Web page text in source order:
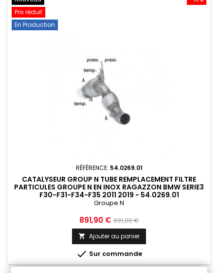
Prix réduit
En Production
RÉFÉRENCE: 54.0269.01
CATALYSEUR GROUP N TUBE REMPLACEMENT FILTRE
PARTICULES GROUPE N EN INOX RAGAZZON BMW SERIE3
F30-F31-F34-F35 2011 2019 - 54.0269.01
Groupe N
Prix
891,90 € Prix
de
base
991,00 €
 Ajouter au panier
 Sur commande